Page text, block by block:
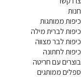
חנות
כיפות ממותגות
כיפות לברית מילה
כיפות לבר מצווה
כיפות לחתונה
בוצרים עם חריטה
ספלים ממותגים